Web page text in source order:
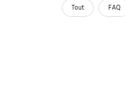
Tout FAQ